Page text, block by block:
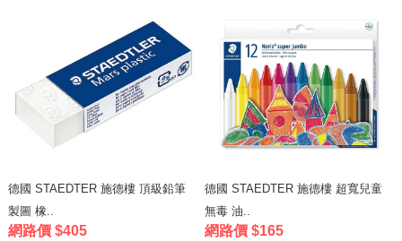
德國 STAEDTER 施德樓 頂級鉛筆
製圖 橡..
網路價 $405
德國 STAEDTER 施德樓 超寬兒童
無毒 油..
網路價 $165